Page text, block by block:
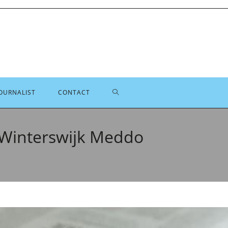
CONTACT TOGGLE
Meddo